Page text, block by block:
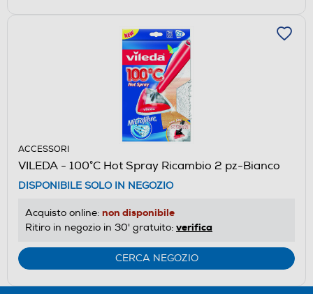
ACCESSORI
VILEDA - 100°C Hot Spray Ricambio 2 pz-Bianco
DISPONIBILE SOLO IN NEGOZIO
Acquisto online: non disponibile
Ritiro in negozio in 30' gratuito: verifica
CERCA NEGOZIO